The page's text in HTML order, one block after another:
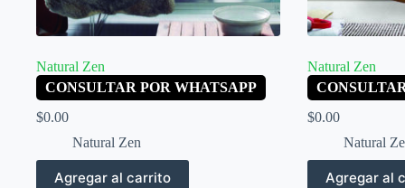
Natural Zen
CONSULTAR POR WHATSAPP
$0.00
Natural Zen
Agregar al carrito
Natural Zen
$0.00
Natural
Agregar al